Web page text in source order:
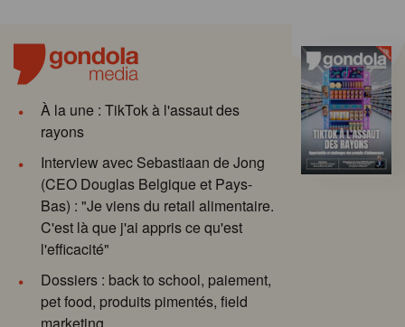
À la une : TikTok à l'assaut des
rayons
Interview avec Sebastiaan de Jong
(CEO Douglas Belgique et Pays-
Bas) : "Je viens du retail alimentaire.
C'est là que j'ai appris ce qu'est
l'efficacité"
Dossiers : back to school, paiement,
pet food, produits pimentés, field
marketing...